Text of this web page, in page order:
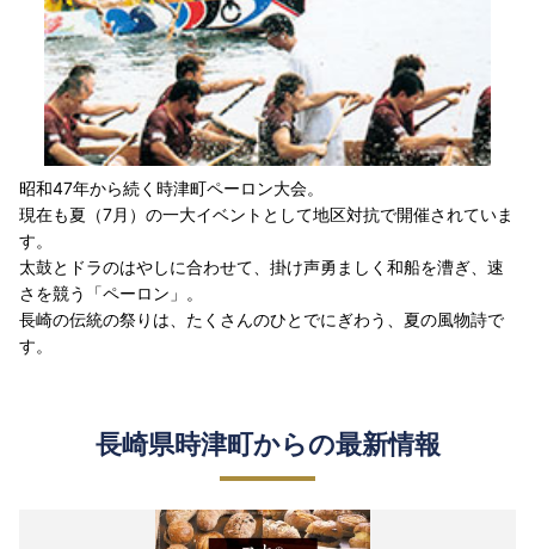
昭和47年から続く時津町ペーロン大会。
現在も夏（7月）の一大イベントとして地区対抗で開催されていま
す。
太鼓とドラのはやしに合わせて、掛け声勇ましく和船を漕ぎ、速
さを競う「ペーロン」。
長崎の伝統の祭りは、たくさんのひとでにぎわう、夏の風物詩で
す。
長崎県時津町からの最新情報